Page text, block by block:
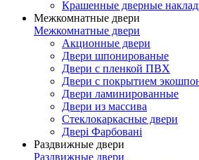
Крашенные дверные
Межкомнатные двери
Межкомнатные двери
Акционные двери
Двери шпонированые
Двери с пленкой ПВХ
Двери с покрытием
Двери ламинированные
Двери из массива
Стеклокаркасные двери
Двері Фарбовані
Раздвижные двери
Раздвижные двери